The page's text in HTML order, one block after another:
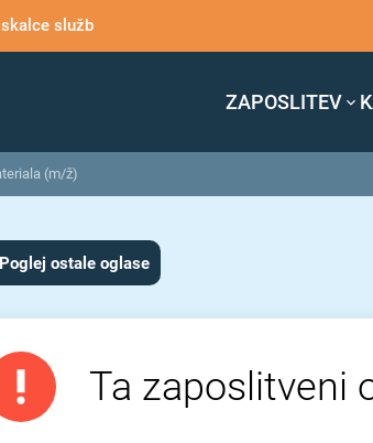
služb
ZAPOSLITEV
(m/ž)
Poglej ostale oglase
Ta zaposlitveni